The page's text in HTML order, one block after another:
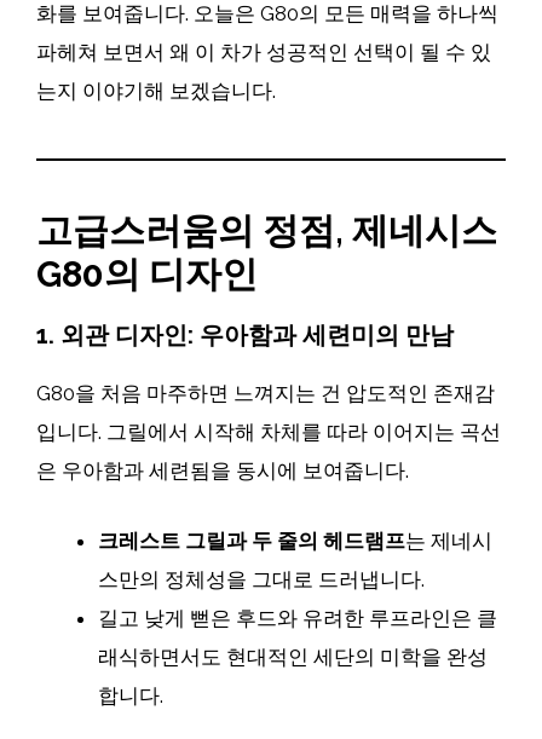
화를 보여줍니다. 오늘은 G80의 모든 매력을 하나씩
파헤쳐 보면서 왜 이 차가 성공적인 선택이 될 수 있
는지 이야기해 보겠습니다.
고급스러움의 정점, 제네시스
G80의 디자인
1. 외관 디자인: 우아함과 세련미의 만남
G80을 처음 마주하면 느껴지는 건 압도적인 존재감
입니다. 그릴에서 시작해 차체를 따라 이어지는 곡선
은 우아함과 세련됨을 동시에 보여줍니다.
크레스트 그릴과 두 줄의 헤드램프는 제네시
스만의 정체성을 그대로 드러냅니다.
길고 낮게 뻗은 후드와 유려한 루프라인은 클
래식하면서도 현대적인 세단의 미학을 완성
합니다.